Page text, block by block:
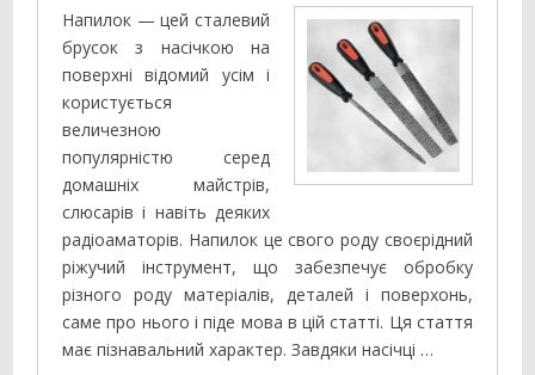
Напилок — цей сталевий
брусок з насічкою на
поверхні відомий усім і
користується
величезною
популярністю серед
домашніх майстрів,
слюсарів і навіть деяких
радіоаматорів. Напилок це свого роду своєрідний
ріжучий інструмент, що забезпечує обробку
різного роду матеріалів, деталей і поверхонь,
саме про нього і піде мова в цій статті. Ця стаття
має пізнавальний характер. Завдяки насічці …